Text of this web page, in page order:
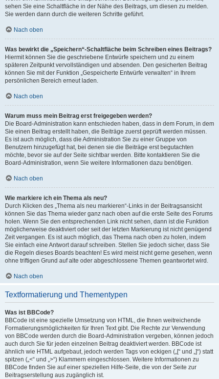
sehen Sie eine Schaltfläche in der Nähe des Beitrags, um diesen zu melden.
Sie werden dann durch die weiteren Schritte geführt.
Nach oben
Was bewirkt die „Speichern“-Schaltfläche beim Schreiben eines Beitrags?
Hiermit können Sie die geschriebene Entwürfe speichern und zu einem
späteren Zeitpunkt vervollständigen und absenden. Den gesicherten Beitrag
können Sie mit der Funktion „Gespeicherte Entwürfe verwalten“ in Ihrem
persönlichen Bereich erneut laden.
Nach oben
Warum muss mein Beitrag erst freigegeben werden?
Die Board-Administration kann entschieden haben, dass in dem Forum, in dem
Sie einen Beitrag erstellt haben, die Beiträge zuerst geprüft werden müssen.
Es ist auch möglich, dass die Administration Sie zu einer Gruppe von
Benutzern hinzugefügt hat, bei denen sie die Beiträge erst begutachten
möchte, bevor sie auf der Seite sichtbar werden. Bitte kontaktieren Sie die
Board-Administration, wenn Sie weitere Informationen dazu benötigen.
Nach oben
Wie markiere ich ein Thema als neu?
Durch Klicken des „Thema als neu markieren“-Links in der Beitragsansicht
können Sie das Thema wieder ganz nach oben auf die erste Seite des Forums
holen. Wenn Sie den entsprechenden Link nicht sehen, dann ist die Funktion
möglicherweise deaktiviert oder seit der letzten Markierung ist nicht genügend
Zeit vergangen. Es ist auch möglich, das Thema nach oben zu holen, indem
Sie einfach eine Antwort darauf schreiben. Stellen Sie jedoch sicher, dass Sie
die Regeln dieses Boards beachten! Es wird meist nicht gerne gesehen, wenn
ohne triftigen Grund auf alte oder abgeschlossene Themen geantwortet wird.
Nach oben
Textformatierung und Thementypen
Was ist BBCode?
BBCode ist eine spezielle Umsetzung von HTML, die Ihnen weitreichende
Formatierungsmöglichkeiten für Ihren Text gibt. Die Rechte zur Verwendung
von BBCode werden durch die Board-Administration vergeben, können jedoch
auch durch Sie für jeden einzelnen Beitrag deaktiviert werden. BBCode ist
ähnlich wie HTML aufgebaut, jedoch werden Tags von eckigen („[“ und „]“) statt
spitzen („<“ und „>“) Klammern eingeschlossen. Weitere Informationen zu
BBCode finden Sie auf einer speziellen Hilfe-Seite, die von der Seite zur
Beitragserstellung aus zugänglich ist.